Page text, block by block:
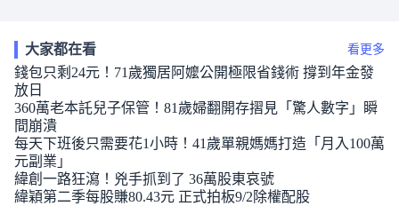
大家都在看 看更多
錢包只剩24元！71歲獨居阿嬤公開極限省錢術 撐到年金發
放日
360萬老本託兒子保管！81歲婦翻開存摺見「驚人數字」瞬
間崩潰
每天下班後只需要花1小時！41歲單親媽媽打造「月入100萬
元副業」
緯創一路狂瀉！兇手抓到了 36萬股東哀號
緯穎第二季每股賺80.43元 正式拍板9/2除權配股